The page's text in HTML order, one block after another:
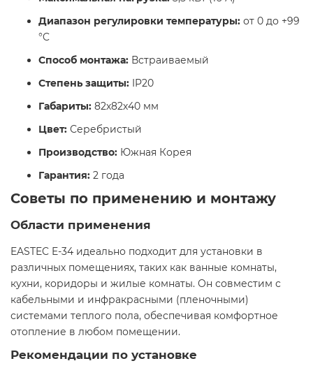
Диапазон регулировки температуры: от 0 до +99
°C
Способ монтажа: Встраиваемый
Степень защиты: IP20
Габариты: 82х82х40 мм
Цвет: Серебристый
Производство: Южная Корея
Гарантия: 2 года​
Советы по применению и монтажу
Области применения
EASTEC E-34 идеально подходит для установки в
различных помещениях, таких как ванные комнаты,
кухни, коридоры и жилые комнаты. Он совместим с
кабельными и инфракрасными (пленочными)
системами теплого пола, обеспечивая комфортное
отопление в любом помещении. ​
Рекомендации по установке